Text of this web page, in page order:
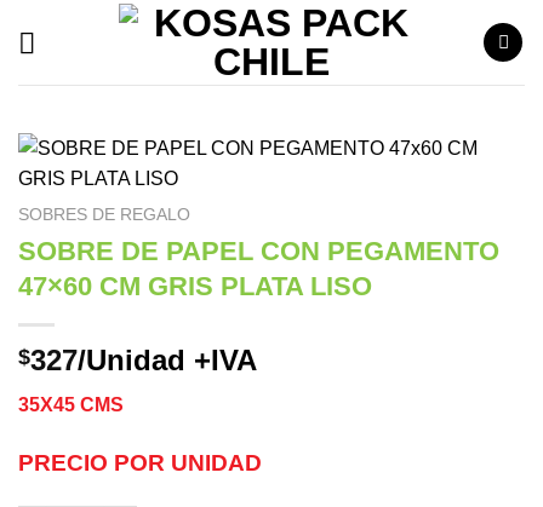
SOBRES DE REGALO
SOBRE DE PAPEL CON PEGAMENTO
47×60 CM GRIS PLATA LISO
$327/Unidad +IVA
35X45 CMS
PRECIO POR UNIDAD